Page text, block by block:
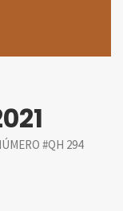
#QH 294